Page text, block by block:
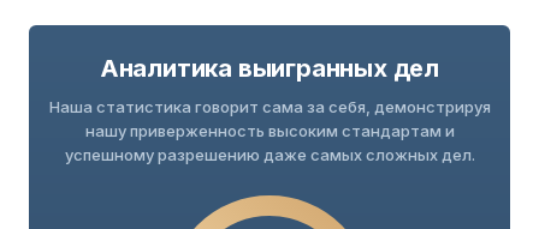
Аналитика выигранных дел
Наша статистика говорит сама за себя, демонстрируя
нашу приверженность высоким стандартам и
успешному разрешению даже самых сложных дел.